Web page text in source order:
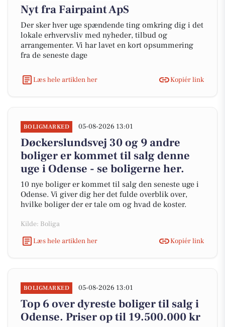
Nyt fra Fairpaint ApS
Der sker hver uge spændende ting omkring dig i det
lokale erhvervsliv med nyheder, tilbud og
arrangementer. Vi har lavet en kort opsummering
fra de seneste dage
Læs hele artiklen her Kopiér link
BOLIGMARKED 05-08-2026 13:01
Døckerslundsvej 30 og 9 andre
boliger er kommet til salg denne
uge i Odense - se boligerne her.
10 nye boliger er kommet til salg den seneste uge i
Odense. Vi giver dig her det fulde overblik over,
hvilke boliger der er tale om og hvad de koster.
Kilde: Boliga
Læs hele artiklen her
Kopiér link
BOLIGMARKED 05-08-2026 13:01
Top 6 over dyreste boliger til salg i
Odense. Priser op til 19.500.000 kr